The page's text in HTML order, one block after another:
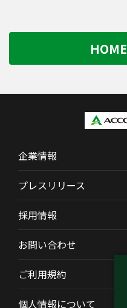
HOME
企業情報
プレスリリース
採用情報
お問い合わせ
ご利用規約
個人情報について